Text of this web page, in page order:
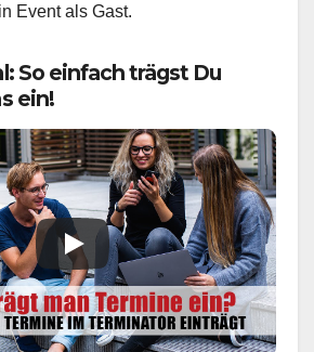
Event als Gast.
So einfach trägst Du
ein!